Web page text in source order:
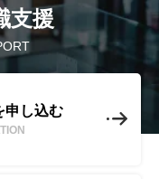
支援
申し込む